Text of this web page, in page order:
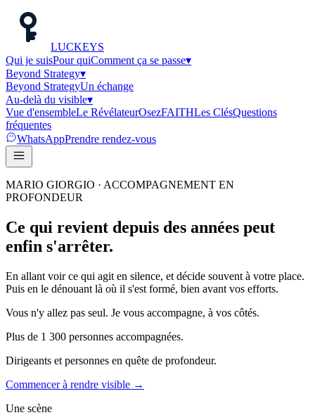
LUCKEYS
Qui je suisPour quiComment ça se passe▾
Beyond Strategy▾
Beyond StrategyUn échange
Au-delà du visible▾
Vue d'ensembleLe RévélateurOsezFAITHLes ClésQuestions
fréquentes
WhatsAppPrendre rendez-vous
MARIO GIORGIO · ACCOMPAGNEMENT EN
PROFONDEUR
Ce qui revient depuis des années peut
enfin s'arrêter.
En allant voir ce qui agit en silence, et décide souvent à votre place.
Puis en le dénouant là où il s'est formé, bien avant vos efforts.
Vous n'y allez pas seul. Je vous accompagne, à vos côtés.
Plus de 1 300 personnes accompagnées.
Dirigeants et personnes en quête de profondeur.
Commencer à rendre visible →
Une scène